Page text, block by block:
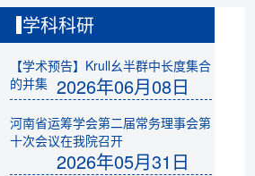
学科科研
【学术预告】Krull幺半群中长度集合
的并集 2026年06月08日
河南省运筹学会第二届常务理事会第
十次会议在我院召开
2026年05月31日